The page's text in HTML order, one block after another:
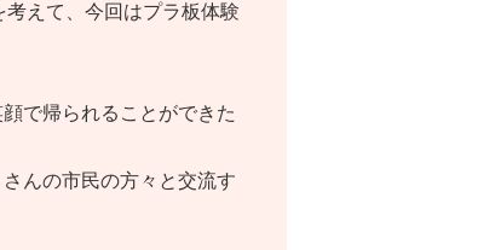
えて、今回はプラ板体験
で帰られることができた
んの市民の方々と交流す